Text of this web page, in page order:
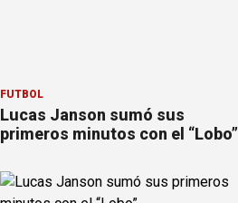
FÚTBOL
Lucas Janson sumó sus
primeros minutos con el “Lobo”